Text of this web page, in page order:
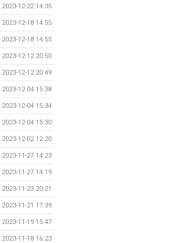
2023-12-22 14:35
2023-12-18 14:55
2023-12-18 14:55
2023-12-12 20:50
2023-12-12 20:49
2023-12-04 15:38
2023-12-04 15:34
2023-12-04 15:30
2023-12-02 12:20
2023-11-27 14:23
2023-11-27 14:19
2023-11-23 20:21
2023-11-21 17:39
2023-11-19 15:47
2023-11-18 16:23